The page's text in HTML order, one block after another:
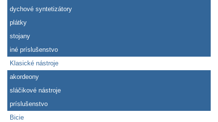
dychové syntetizátory
plátky
stojany
iné príslušenstvo
Klasické nástroje
akordeony
sláčikové nástroje
príslušenstvo
Bicie